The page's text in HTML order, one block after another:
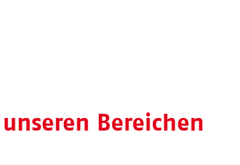
Bereichen